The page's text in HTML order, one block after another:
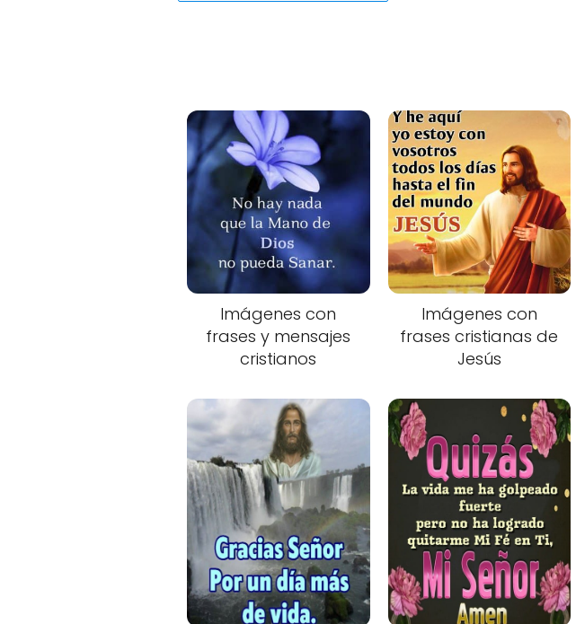
Imágenes con
frases y mensajes
cristianos
Imágenes con
frases cristianas de
Jesús